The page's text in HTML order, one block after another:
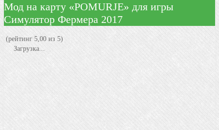
Мод на карту «POMURJE» для игры
Симулятор Фермера 2017
(рейтинг 5,00 из 5)
Загрузка...